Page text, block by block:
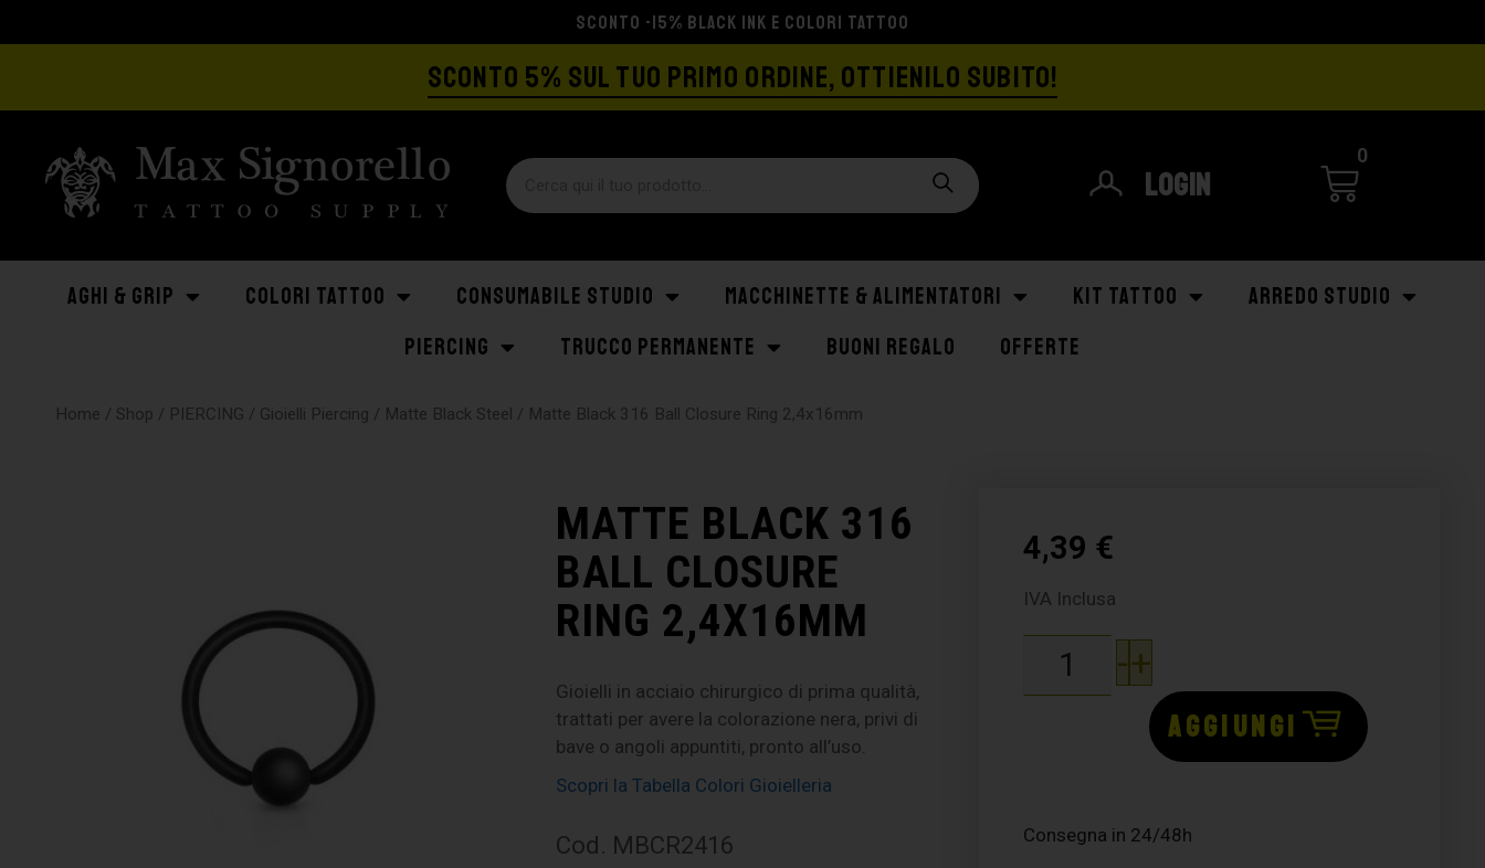
SPEDIZIONE GRATIS A PARTIRE DA €129
SCONTO 5% SUL TUO PRIMO ORDINE, OTTIENILO SUBITO!
Login
0
AGHI & GRIP COLORI TATTOO CONSUMABILE STUDIO MACCHINETTE & ALIMENTATORI KIT TATTOO
ARREDO STUDIO
PIERCING
TRUCCO PERMANENTE BUONI REGALO OFFERTE
Home / Shop / PIERCING / Gioielli Piercing / Matte Black Steel / Matte Black 316 Ball Closure Ring 2,4x16mm
MATTE BLACK 316
BALL CLOSURE
RING 2,4X16MM
Gioielli in acciaio chirurgico di prima qualità,
trattati per avere la colorazione nera, privi di
bave o angoli appuntiti, pronto all’uso.
Scopri la Tabella Colori Gioielleria
Cod. MBCR2416
4,39 €
IVA Inclusa
-+
AGGIUNGI
Consegna in 24/48h